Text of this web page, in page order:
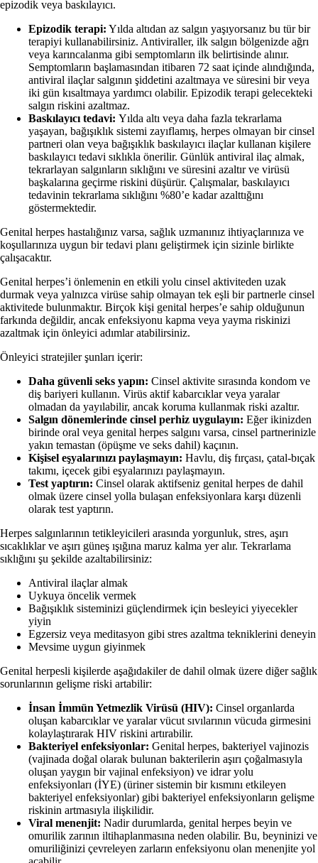
epizodik veya baskılayıcı.
Epizodik terapi: Yılda altıdan az salgın yaşıyorsanız bu tür bir
terapiyi kullanabilirsiniz. Antiviraller, ilk salgın bölgenizde ağrı
veya karıncalanma gibi semptomların ilk belirtisinde alınır.
Semptomların başlamasından itibaren 72 saat içinde alındığında,
antiviral ilaçlar salgının şiddetini azaltmaya ve süresini bir veya
iki gün kısaltmaya yardımcı olabilir. Epizodik terapi gelecekteki
salgın riskini azaltmaz.
Baskılayıcı tedavi: Yılda altı veya daha fazla tekrarlama
yaşayan, bağışıklık sistemi zayıflamış, herpes olmayan bir cinsel
partneri olan veya bağışıklık baskılayıcı ilaçlar kullanan kişilere
baskılayıcı tedavi sıklıkla önerilir. Günlük antiviral ilaç almak,
tekrarlayan salgınların sıklığını ve süresini azaltır ve virüsü
başkalarına geçirme riskini düşürür. Çalışmalar, baskılayıcı
tedavinin tekrarlama sıklığını %80’e kadar azalttığını
göstermektedir.
Genital herpes hastalığınız varsa, sağlık uzmanınız ihtiyaçlarınıza ve
koşullarınıza uygun bir tedavi planı geliştirmek için sizinle birlikte
çalışacaktır.
Genital herpes’i önlemenin en etkili yolu cinsel aktiviteden uzak
durmak veya yalnızca virüse sahip olmayan tek eşli bir partnerle cinsel
aktivitede bulunmaktır. Birçok kişi genital herpes’e sahip olduğunun
farkında değildir, ancak enfeksiyonu kapma veya yayma riskinizi
azaltmak için önleyici adımlar atabilirsiniz.
Önleyici stratejiler şunları içerir:
Daha güvenli seks yapın: Cinsel aktivite sırasında kondom ve
diş bariyeri kullanın. Virüs aktif kabarcıklar veya yaralar
olmadan da yayılabilir, ancak koruma kullanmak riski azaltır.
Salgın dönemlerinde cinsel perhiz uygulayın: Eğer ikinizden
birinde oral veya genital herpes salgını varsa, cinsel partnerinizle
yakın temastan (öpüşme ve seks dahil) kaçının.
Kişisel eşyalarınızı paylaşmayın: Havlu, diş fırçası, çatal-bıçak
takımı, içecek gibi eşyalarınızı paylaşmayın.
Test yaptırın: Cinsel olarak aktifseniz genital herpes de dahil
olmak üzere cinsel yolla bulaşan enfeksiyonlara karşı düzenli
olarak test yaptırın.
Herpes salgınlarının tetikleyicileri arasında yorgunluk, stres, aşırı
sıcaklıklar ve aşırı güneş ışığına maruz kalma yer alır. Tekrarlama
sıklığını şu şekilde azaltabilirsiniz:
Antiviral ilaçlar almak
Uykuya öncelik vermek
Bağışıklık sisteminizi güçlendirmek için besleyici yiyecekler
yiyin
Egzersiz veya meditasyon gibi stres azaltma tekniklerini deneyin
Mevsime uygun giyinmek
Genital herpesli kişilerde aşağıdakiler de dahil olmak üzere diğer sağlık
sorunlarının gelişme riski artabilir:
İnsan İmmün Yetmezlik Virüsü (HIV): Cinsel organlarda
oluşan kabarcıklar ve yaralar vücut sıvılarının vücuda girmesini
kolaylaştırarak HIV riskini artırabilir.
Bakteriyel enfeksiyonlar: Genital herpes, bakteriyel vajinozis
(vajinada doğal olarak bulunan bakterilerin aşırı çoğalmasıyla
oluşan yaygın bir vajinal enfeksiyon) ve idrar yolu
enfeksiyonları (İYE) (üriner sistemin bir kısmını etkileyen
bakteriyel enfeksiyonlar) gibi bakteriyel enfeksiyonların gelişme
riskinin artmasıyla ilişkilidir.
Viral menenjit: Nadir durumlarda, genital herpes beyin ve
omurilik zarının iltihaplanmasına neden olabilir. Bu, beyninizi ve
omuriliğinizi çevreleyen zarların enfeksiyonu olan menenjite yol